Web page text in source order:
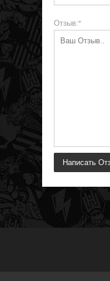
Отзыв:*